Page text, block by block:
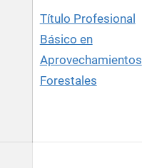
Título Profesional
Básico en
Aprovechamientos
Forestales